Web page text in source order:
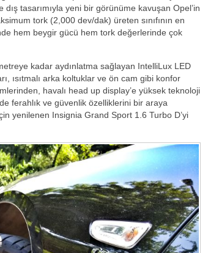
tasarımıyla yeni bir görünüme kavuşan Opel’in
tork (2,000 dev/dak) üreten sınıfının en
hem beygir gücü hem tork değerlerinde çok
kadar aydınlatma sağlayan IntelliLux LED
ısıtmalı arka koltuklar ve ön cam gibi konfor
havalı head up display’e yüksek teknoloji
ferahlık ve güvenlik özelliklerini bir araya
yenilenen Insignia Grand Sport 1.6 Turbo D’yi